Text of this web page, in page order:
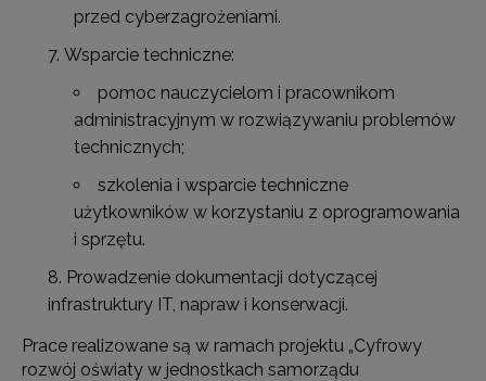
przed cyberzagrożeniami.
Wsparcie techniczne:
pomoc nauczycielom i pracownikom
administracyjnym w rozwiązywaniu problemów
technicznych;
szkolenia i wsparcie techniczne
użytkowników w korzystaniu z oprogramowania
i sprzętu.
Prowadzenie dokumentacji dotyczącej
infrastruktury IT, napraw i konserwacji.
Prace realizowane są w ramach projektu „Cyfrowy
rozwój oświaty w jednostkach samorządu